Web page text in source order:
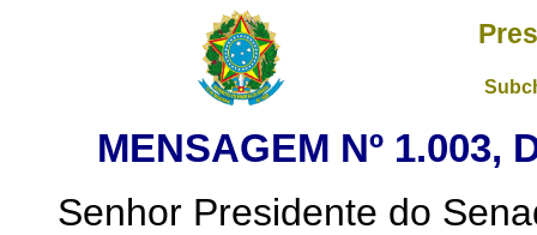
MENSAGEM Nº 1.003,
Senhor Presidente do